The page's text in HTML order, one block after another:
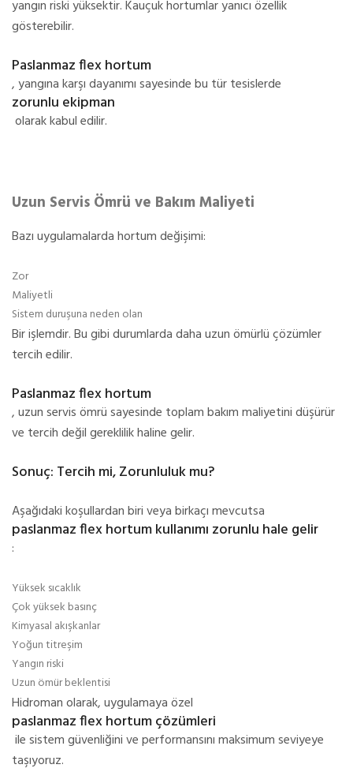
yangın riski yüksektir. Kauçuk hortumlar yanıcı özellik
gösterebilir.
Paslanmaz flex hortum
, yangına karşı dayanımı sayesinde bu tür tesislerde
zorunlu ekipman
olarak kabul edilir.
Uzun Servis Ömrü ve Bakım Maliyeti
Bazı uygulamalarda hortum değişimi:
Zor
Maliyetli
Sistem duruşuna neden olan
Bir işlemdir. Bu gibi durumlarda daha uzun ömürlü çözümler
tercih edilir.
Paslanmaz flex hortum
, uzun servis ömrü sayesinde toplam bakım maliyetini düşürür
ve tercih değil gereklilik haline gelir.
Sonuç: Tercih mi, Zorunluluk mu?
Aşağıdaki koşullardan biri veya birkaçı mevcutsa
paslanmaz flex hortum kullanımı zorunlu hale gelir
:
Yüksek sıcaklık
Çok yüksek basınç
Kimyasal akışkanlar
Yoğun titreşim
Yangın riski
Uzun ömür beklentisi
Hidroman olarak, uygulamaya özel
paslanmaz flex hortum çözümleri
ile sistem güvenliğini ve performansını maksimum seviyeye
taşıyoruz.